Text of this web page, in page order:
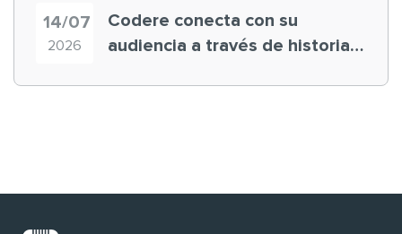
14/07
2026
Codere conecta con su
audiencia a través de historias